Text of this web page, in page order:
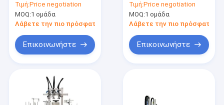
διαρροών
μπουκαλιών
Τιμή:Price negotiation
MOQ:1 ομάδα
Λάβετε την πιο πρόσφατη τιμή
Επικοινωνήστε
Τιμή:Price negotiation
MOQ:1 ομάδα
Λάβετε την πιο πρόσφατη
Επικοινωνήστε